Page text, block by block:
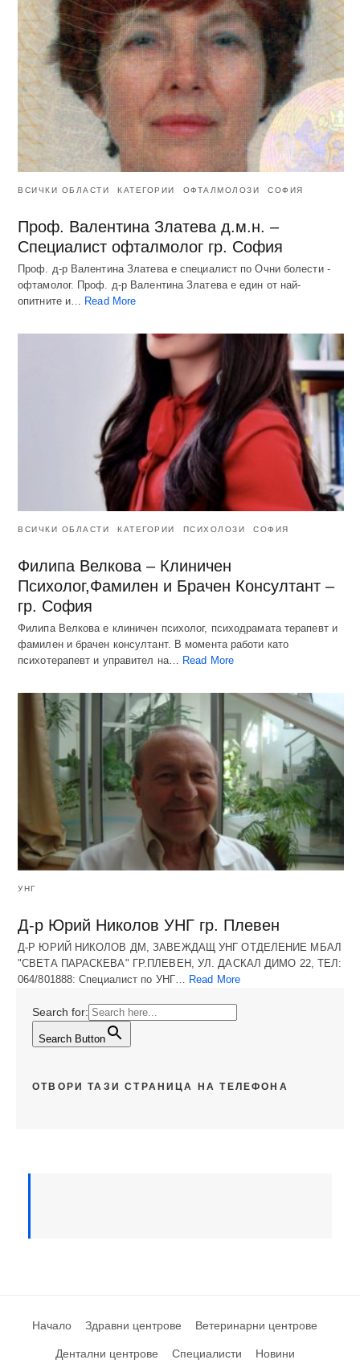
ВСИЧКИ ОБЛАСТИ КАТЕГОРИИ ОФТАЛМОЛОЗИ СОФИЯ
Проф. Валентина Златева д.м.н. –
Специалист офталмолог гр. София
Проф. д-р Валентина Златева е специалист по Очни болести -
офтамолог. Проф. д-р Валентина Златева е един от най-
опитните и… Read More
ВСИЧКИ ОБЛАСТИ КАТЕГОРИИ ПСИХОЛОЗИ СОФИЯ
Филипа Велкова – Клиничен
Психолог,Фамилен и Брачен Консултант –
гр. София
Филипа Велкова е клиничен психолог, психодрамата терапевт и
фамилен и брачен консултант. В момента работи като
психотерапевт и управител на…
Read More
УНГ
Д-р Юрий Николов УНГ гр. Плевен
Д-Р ЮРИЙ НИКОЛОВ ДМ, ЗАВЕЖДАЩ УНГ ОТДЕЛЕНИЕ МБАЛ
"СВЕТА ПАРАСКЕВА" ГР.ПЛЕВЕН, УЛ. ДАСКАЛ ДИМО 22, ТЕЛ:
064/801888: Специалист по УНГ… Read More
Search for:
Search Button
ОТВОРИ ТАЗИ СТРАНИЦА НА ТЕЛЕФОНА
Начало Здравни центрове Ветеринарни центрове
Дентални центрове Специалисти Новини